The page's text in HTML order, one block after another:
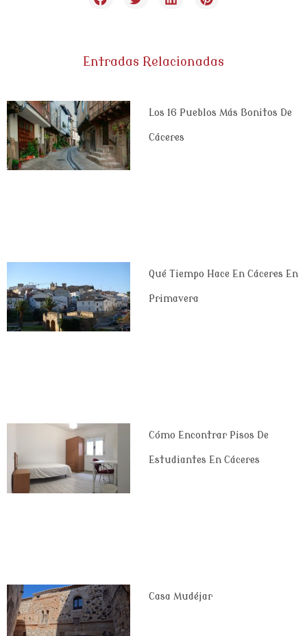
Entradas Relacionadas
Los 16 Pueblos Más Bonitos De
Cáceres
Qué Tiempo Hace En Cáceres En
Primavera
Cómo Encontrar Pisos De
Estudiantes En Cáceres
Casa Mudéjar